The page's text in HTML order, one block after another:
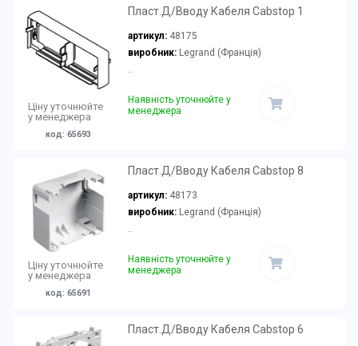
Ціну уточнюйте
у менеджера
код: 65693
Пласт.Д/Вводу Кабеля Cabstop 1
артикул: 48175
виробник:Legrand (Франція)
..
Наявність уточнюйте у
менеджера
Ціну уточнюйте
у менеджера
код: 65691
Пласт.Д/Вводу Кабеля Cabstop 8
артикул: 48173
виробник:Legrand (Франція)
Наявність уточнюйте у
менеджера
Пласт.Д/Вводу Кабеля Cabstop 6